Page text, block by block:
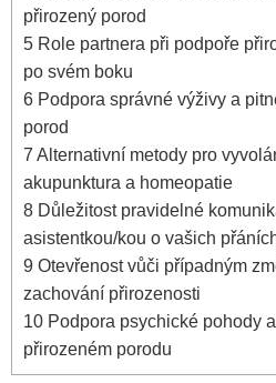
přirozený ⁣porod
5 Role partnera při ‌podpoře
po svém boku
6 Podpora správné výživy a
porod
7 Alternativní metody pro‍
akupunktura a ‍homeopatie
8 Důležitost pravidelné
asistentkou/kou o vašich
9 Otevřenost vůči případným
zachování přirozenosti
10 Podpora​ psychické pohody
přirozeném porodu